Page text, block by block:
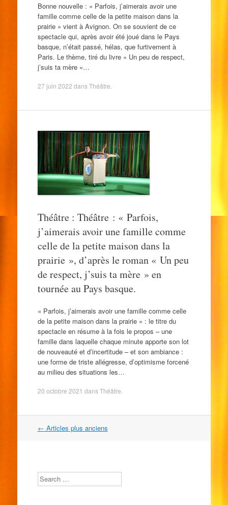
Bonne nouvelle : « Parfois, j’aimerais avoir une
famille comme celle de la petite maison dans la
prairie » vient à Avignon. On se souvient de ce
spectacle qui, après avoir été joué dans le Pays
basque, n’était passé, hélas, que furtivement à
Paris. Le thème, tiré du livre « Un peu de respect,
j’suis ta mère »…
27 juin 2022 dansThéâtre
Théâtre : Théâtre : « Parfois,
j’aimerais avoir une famille comme
celle de la petite maison dans la
prairie », d’après le roman « Un peu
de respect, j’suis ta mère » en
tournée au Pays basque.
« Parfois, j’aimerais avoir une famille comme celle
de la petite maison dans la prairie » : le titre du
spectacle en résume à la fois le propos – une
famille dans laquelle chaque minute apporte son lot
de nouveauté et d’incertitude – et son ambiance :
une forme de triste allégresse, d’optimisme forcené
au milieu des situations les…
20 octobre 2021 dansThéâtre
Navigation
← Articles plus anciens
Search